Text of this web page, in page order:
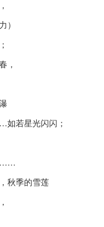
）
，
若星光闪闪；
……
秋季的雪莲